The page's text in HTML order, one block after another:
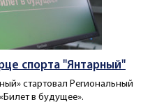
спорта "Янтарный"
стартовал Региональный
в будущее».